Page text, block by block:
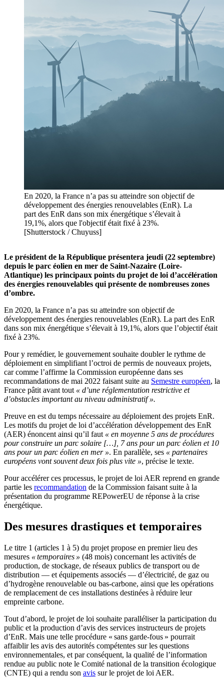
En 2020, la France n’a pas su atteindre son objectif de
développement des énergies renouvelables (EnR). La
part des EnR dans son mix énergétique s’élevait à
19,1%, alors que l'objectif était fixé à 23%.
[Shutterstock / Chuyuss]
Le président de la République présentera jeudi (22 septembre)
depuis le parc éolien en mer de Saint-Nazaire (Loire-
Atlantique) les principaux points du projet de loi d’accélération
des énergies renouvelables qui présente de nombreuses zones
d’ombre.
En 2020, la France n’a pas su atteindre son objectif de
développement des énergies renouvelables (EnR). La part des EnR
dans son mix énergétique s’élevait à 19,1%, alors que l’objectif était
fixé à 23%.
Pour y remédier, le gouvernement souhaite doubler le rythme de
déploiement en simplifiant l’octroi de permis de nouveaux projets,
car comme l’affirme la Commission européenne dans ses
recommandations de mai 2022 faisant suite au Semestre européen, la
France pâtit avant tout « d’une réglementation restrictive et
d’obstacles important au niveau administratif ».
Preuve en est du temps nécessaire au déploiement des projets EnR.
Les motifs du projet de loi d’accélération développement des EnR
(AER) énoncent ainsi qu’il faut « en moyenne 5 ans de procédures
pour construire un parc solaire […], 7 ans pour un parc éolien et 10
ans pour un parc éolien en mer ». En parallèle, ses « partenaires
européens vont souvent deux fois plus vite », précise le texte.
Pour accélérer ces processus, le projet de loi AER reprend en grande
partie les recommandation de la Commission faisant suite à la
présentation du programme REPowerEU de réponse à la crise
énergétique.
Des mesures drastiques et temporaires
Le titre 1 (articles 1 à 5) du projet propose en premier lieu des
mesures « temporaires » (48 mois) concernant les activités de
production, de stockage, de réseaux publics de transport ou de
distribution — et équipements associés — d’électricité, de gaz ou
d’hydrogène renouvelable ou bas-carbone, ainsi que les opérations
de remplacement de ces installations destinées à réduire leur
empreinte carbone.
Tout d’abord, le projet de loi souhaite paralléliser la participation du
public et la production d’avis des services instructeurs de projets
d’EnR. Mais une telle procédure « sans garde-fous » pourrait
affaiblir les avis des autorités compétentes sur les questions
environnementales, et par conséquent, la qualité de l’information
rendue au public note le Comité national de la transition écologique
(CNTE) qui a rendu son avis sur le projet de loi AER.